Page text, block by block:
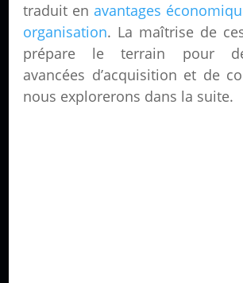
traduit en avantages
organisation. La maîtrise de
prépare le terrain pour
avancées d’acquisition et de
nous explorerons dans la suite.